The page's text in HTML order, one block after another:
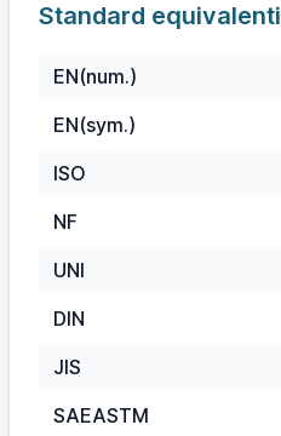
Standard equivalenti
EN(num.)
EN(sym.)
ISO
NF
UNI
DIN
JIS
SAEASTM